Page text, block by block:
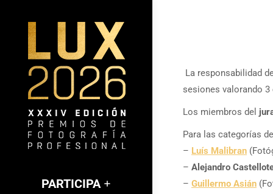
PARTICIPA
La responsabilidad
sesiones valorando 3
Los miembros del
Para las categorías de
– Luís Malibran
– Alejandro
– Guillermo Asián